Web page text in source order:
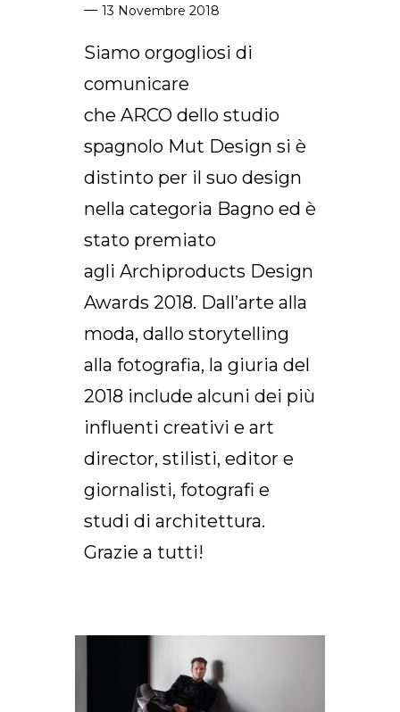
13 Novembre 2018
Siamo orgogliosi di
comunicare
che ARCO dello studio
spagnolo Mut Design si è
distinto per il suo design
nella categoria Bagno ed è
stato premiato
agli Archiproducts Design
Awards 2018. Dall’arte alla
moda, dallo storytelling
alla fotografia, la giuria del
2018 include alcuni dei più
influenti creativi e art
director, stilisti, editor e
giornalisti, fotografi e
studi di architettura.
Grazie a tutti!